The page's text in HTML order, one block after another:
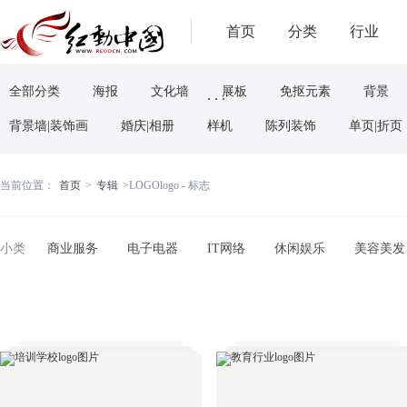
首页 分类 行业
. . .
全部分类 海报 文化墙 展板 免抠元素 背景
背景墙|装饰画 婚庆|相册 样机 陈列装饰 单页|折页
当前位置： 首页 > 专辑 >LOGOlogo - 标志
小类 商业服务 电子电器 IT网络 休闲娱乐 美容美发